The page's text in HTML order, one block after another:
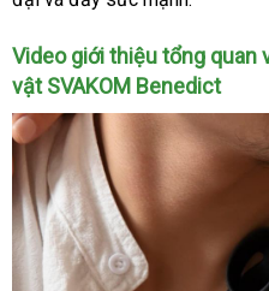
Video giới thiệu tổng quan
vật SVAKOM Benedict